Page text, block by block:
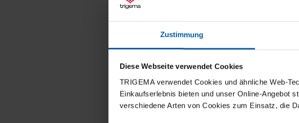
Zustimmung
Diese Webseite verwendet Cookies
TRIGEMA verwendet Cookies und ähnliche Web-
Einkaufserlebnis bieten und unser Online-Angebot
verschiedene Arten von Cookies zum Einsatz, die